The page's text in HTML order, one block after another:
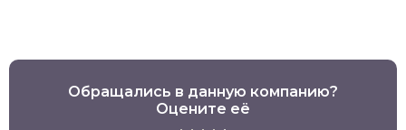
Обращались в данную компанию?
Оцените её